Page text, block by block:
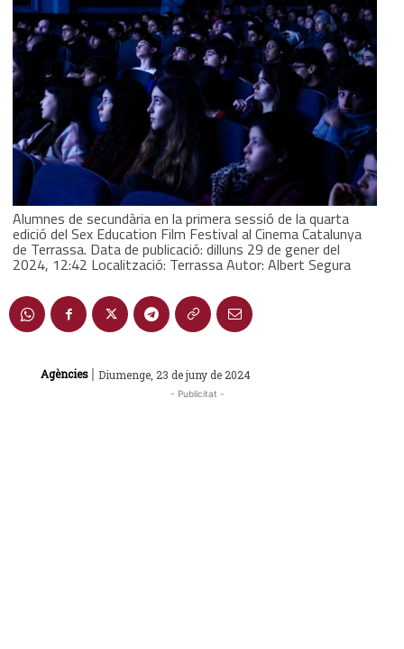
Alumnes de secundària en la primera sessió de la quarta
edició del Sex Education Film Festival al Cinema Catalunya
de Terrassa. Data de publicació: dilluns 29 de gener del
2024, 12:42 Localització: Terrassa Autor: Albert Segura
Agències | Diumenge, 23 de juny de 2024
- Publicitat -